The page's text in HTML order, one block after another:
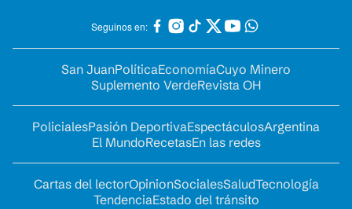
Seguinos en:
San JuanPolíticaEconomíaCuyo Minero
Suplemento VerdeRevista OH
PolicialesPasión DeportivaEspectáculosArgentina
El MundoRecetasEn las redes
Cartas del lectorOpinionSocialesSaludTecnología
TendenciaEstado del tránsito